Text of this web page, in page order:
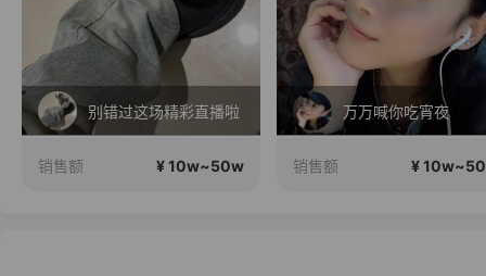
别错过这场精彩直播啦
销售额 ¥ 10w~50w
万万喊你吃宵夜
销售额 ¥